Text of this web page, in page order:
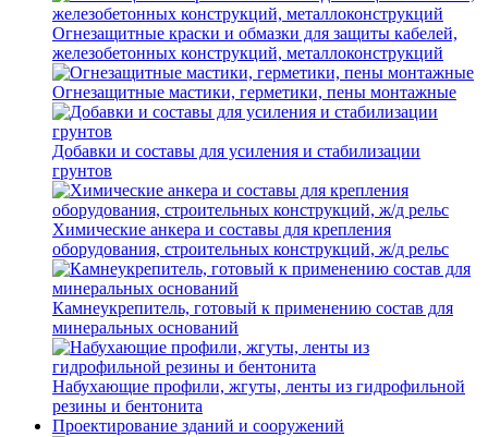
Огнезащитные краски и обмазки для защиты кабелей,
железобетонных конструкций, металлоконструкций
Огнезащитные мастики, герметики, пены монтажные
Добавки и составы для усиления и стабилизации
грунтов
Химические анкера и составы для крепления
оборудования, строительных конструкций, ж/д рельс
Камнеукрепитель, готовый к применению состав для
минеральных оснований
Набухающие профили, жгуты, ленты из гидрофильной
резины и бентонита
Проектирование зданий и сооружений